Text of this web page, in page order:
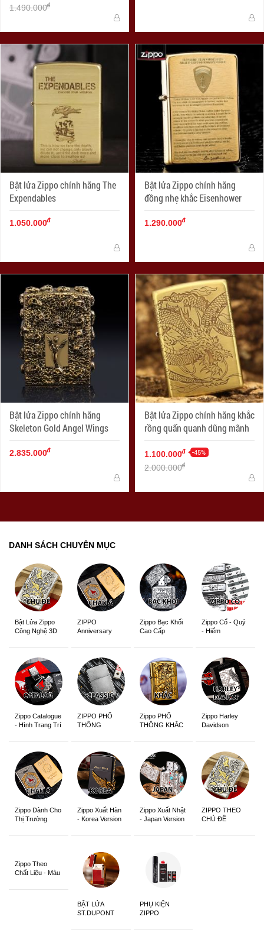
1.490.000đ
Bật lửa Zippo chính hãng The
Expendables
1.050.000đ
Bật lửa Zippo chính hãng
đồng nhẹ khắc Eisenhower
1.290.000đ
Bật lửa Zippo chính hãng
Skeleton Gold Angel Wings
2.835.000đ
Bật lửa Zippo chính hãng khắc
rồng quấn quanh dũng mãnh
1.100.000đ -45%
2.000.000đ
DANH SÁCH CHUYÊN MỤC
Bật Lửa Zippo
Công Nghệ 3D
ZIPPO
Anniversary
Zippo Bạc Khối
Cao Cấp
Zippo Cổ - Quý
- Hiếm
Zippo Catalogue
- Hình Trang Trí
ZIPPO PHỔ
THÔNG
Zippo PHỔ
THÔNG KHẮC
Zippo Harley
Davidson
Zippo Dành Cho
Thị Trường
Zippo Xuất Hàn
- Korea Version
Zippo Xuất Nhật
- Japan Version
ZIPPO THEO
CHỦ ĐỀ
Zippo Theo
Chất Liệu - Màu
BẬT LỬA
ST.DUPONT
PHỤ KIỆN
ZIPPO